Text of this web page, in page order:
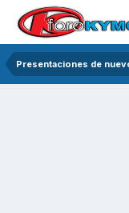
Presentaciones de